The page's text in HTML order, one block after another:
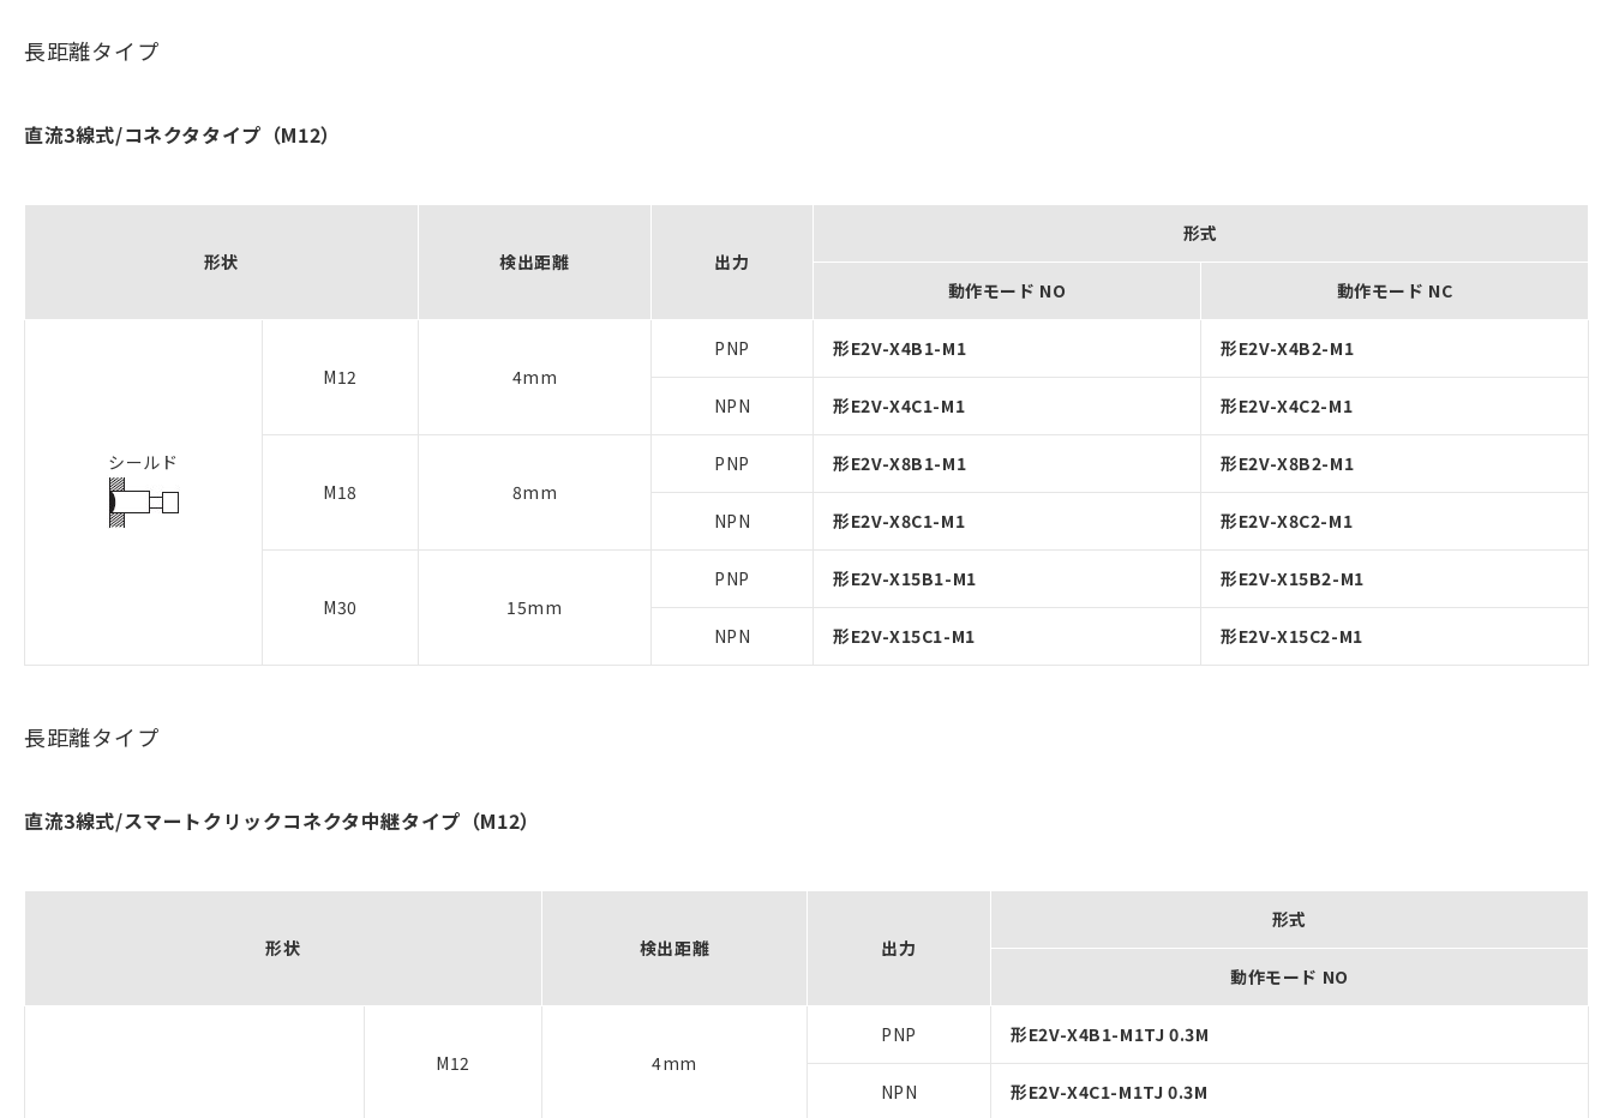
長距離タイプ
直流3線式/コネクタタイプ（M12）
形状 検出距離 出力
形式
動作モード NO 動作モード NC
シールド
M12 4mm
PNP 形E2V-X4B1-M1 形E2V-X4B2-M1
NPN 形E2V-X4C1-M1 形E2V-X4C2-M1
M18 8mm
PNP 形E2V-X8B1-M1 形E2V-X8B2-M1
NPN 形E2V-X8C1-M1 形E2V-X8C2-M1
M30 15mm
PNP 形E2V-X15B1-M1 形E2V-X15B2-M1
NPN 形E2V-X15C1-M1 形E2V-X15C2-M1
長距離タイプ
直流3線式/スマートクリックコネクタ中継タイプ（M12）
形状 検出距離 出力
形式
動作モード NO
M12 4mm
PNP 形E2V-X4B1-M1TJ 0.3M
NPN 形E2V-X4C1-M1TJ 0.3M